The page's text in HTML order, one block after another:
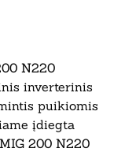
N220
inverterinis
puikiomis
įdiegta
200 N220